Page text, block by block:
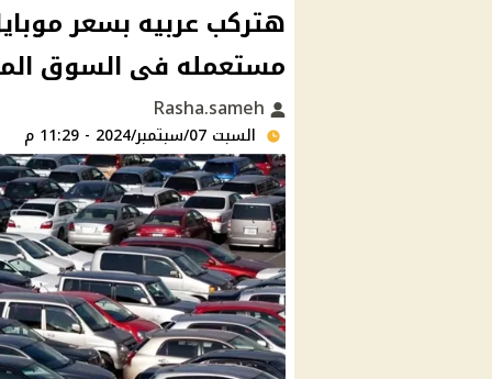
هتركب عربيه بسعر
مستعمله فى السوق
السبت 07/سبتمبر/2024 - 11:29 م